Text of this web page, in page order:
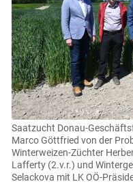
Saatzucht Donau-
Marco Göttfried von der
Winterweizen-Züchter
Lafferty (2.v.r.) und
Selackova mit LK OÖ-